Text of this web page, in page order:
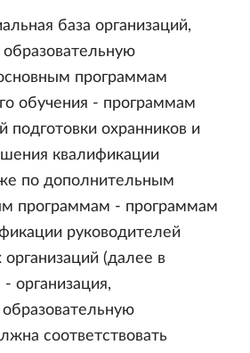
база организаций,
программам
обучения - программам
подготовки охранников и
квалификации
по дополнительным
программам - программам
руководителей
(далее в
организация,
соответствовать